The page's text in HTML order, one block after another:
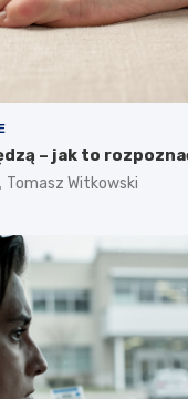
– jak to
Tomasz Witkowski